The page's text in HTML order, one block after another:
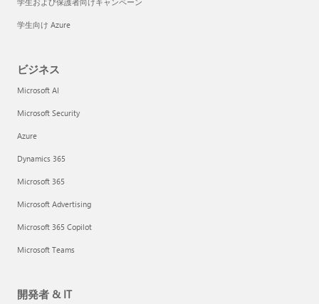
学生向け Azure
ビジネス
Microsoft AI
Microsoft Security
Azure
Dynamics 365
Microsoft 365
Microsoft Advertising
Microsoft 365 Copilot
Microsoft Teams
開発者 & IT